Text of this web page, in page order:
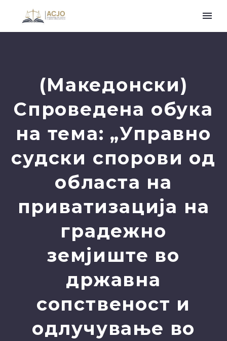
(Македонски)
Спроведена обука
на тема: „Управно
судски спорови од
областа на
приватизација на
градежно
земјиште во
државна
сопственост и
одлучување во